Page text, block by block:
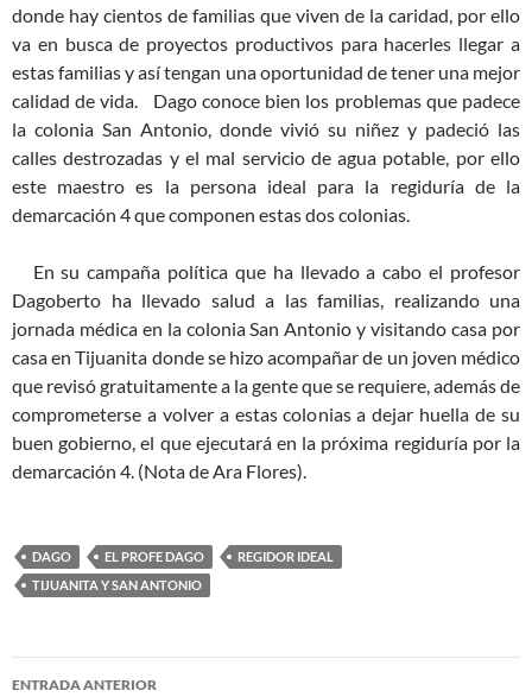
donde hay cientos de familias que viven de la caridad, por ello
va en busca de proyectos productivos para hacerles llegar a
estas familias y así tengan una oportunidad de tener una mejor
calidad de vida. Dago conoce bien los problemas que padece
la colonia San Antonio, donde vivió su niñez y padeció las
calles destrozadas y el mal servicio de agua potable, por ello
este maestro es la persona ideal para la regiduría de la
demarcación 4 que componen estas dos colonias.
En su campaña política que ha llevado a cabo el profesor
Dagoberto ha llevado salud a las familias, realizando una
jornada médica en la colonia San Antonio y visitando casa por
casa en Tijuanita donde se hizo acompañar de un joven médico
que revisó gratuitamente a la gente que se requiere, además de
comprometerse a volver a estas colonias a dejar huella de su
buen gobierno, el que ejecutará en la próxima regiduría por la
demarcación 4. (Nota de Ara Flores).
DAGO EL PROFE DAGO
REGIDOR IDEAL
TIJUANITA Y SAN ANTONIO
Navegación
ENTRADA ANTERIOR